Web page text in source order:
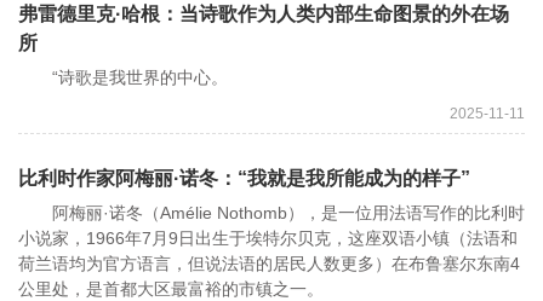
弗雷德里克·哈根：当诗歌作为人类内部生命图景的外在场
所
“诗歌是我世界的中心。
2025-11-11
比利时作家阿梅丽·诺冬：“我就是我所能成为的样子”
阿梅丽·诺冬（Amélie Nothomb），是一位用法语写作的比利时
小说家，1966年7月9日出生于埃特尔贝克，这座双语小镇（法语和
荷兰语均为官方语言，但说法语的居民人数更多）在布鲁塞尔东南4
公里处，是首都大区最富裕的市镇之一。